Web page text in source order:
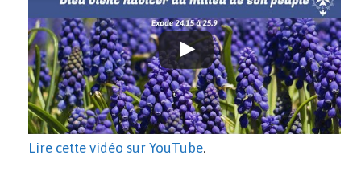
Lire cette vidéo sur YouTube.